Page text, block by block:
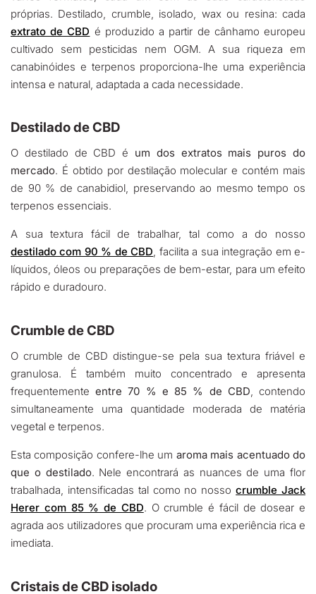
próprias. Destilado, crumble, isolado, wax ou resina: cada
extrato de CBD é produzido a partir de cânhamo europeu
cultivado sem pesticidas nem OGM. A sua riqueza em
canabinóides e terpenos proporciona-lhe uma experiência
intensa e natural, adaptada a cada necessidade.
Destilado de CBD
O destilado de CBD é um dos extratos mais puros do
mercado. É obtido por destilação molecular e contém mais
de 90 % de canabidiol, preservando ao mesmo tempo os
terpenos essenciais.
A sua textura fácil de trabalhar, tal como a do nosso
destilado com 90 % de CBD, facilita a sua integração em e-
líquidos, óleos ou preparações de bem-estar, para um efeito
rápido e duradouro.
Crumble de CBD
O crumble de CBD distingue-se pela sua textura friável e
granulosa. É também muito concentrado e apresenta
frequentementeentre 70 % e 85 % de CBD, contendo
simultaneamente uma quantidade moderada de matéria
vegetal e terpenos.
Esta composição confere-lhe um aroma mais acentuado do
que o destilado. Nele encontrará as nuances de uma flor
trabalhada, intensificadas tal como no nossocrumble Jack
Herer com 85 % de CBD. O crumble é fácil de dosear e
agrada aos utilizadores que procuram uma experiência rica e
imediata.
Cristais de CBD isolado